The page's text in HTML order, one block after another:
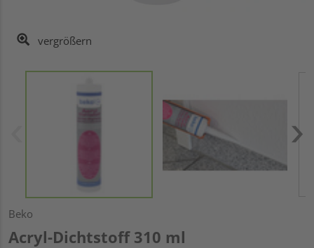
vergrößern
Beko
Acryl-Dichtstoff 310 ml